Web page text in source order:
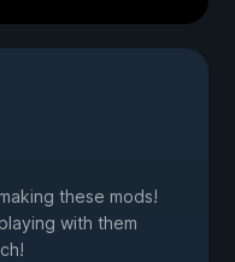
these mods!
with them